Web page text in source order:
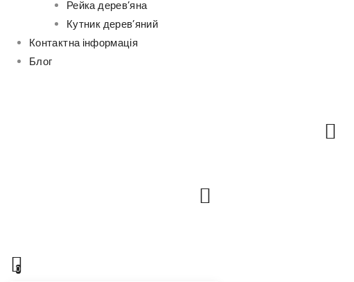
Рейка дерев’яна
Кутник дерев’яний
Контактна інформація
Блог
0